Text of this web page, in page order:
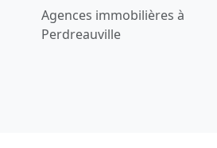
Agences immobilières à
Perdreauville